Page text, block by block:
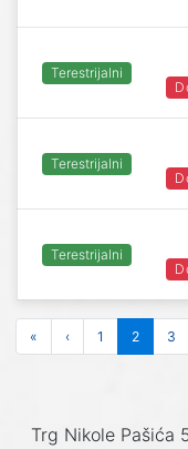
Terestrijalni
Terestrijalni
Terestrijalni
« ‹ 1 2 3
Trg Nikole Pašića